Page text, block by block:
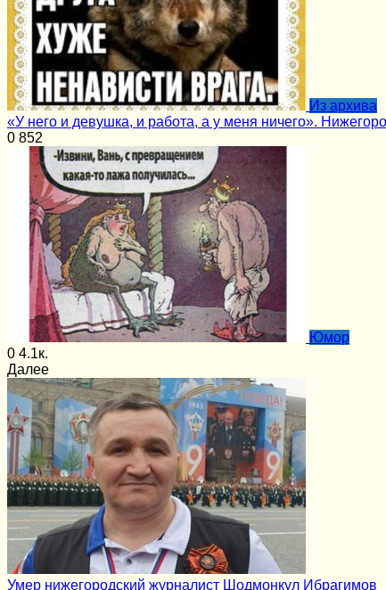
Из архива
«У него и девушка, и работа, а у меня ничего».
0 852
Юмор
0 4.1к.
Далее
Умер нижегородский журналист Шодмонкул Ибрагимов